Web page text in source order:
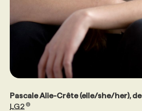
Pascale Alie-Crête (elle/she/her),
LG2